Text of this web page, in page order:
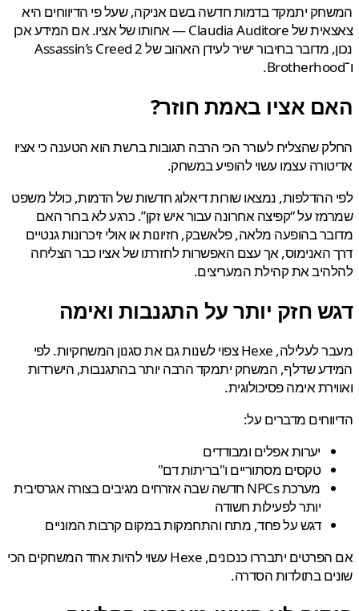
יתמקד בדמות חדשה בשם אניקה, שעל פי הדיווחים היא
צאצאית של Claudia Auditore — אחותו של אציו. אם המידע אכן
נכון, מדובר בחיבור ישיר לעידן האהוב של Assassin’s Creed 2
אציו באמת חוזר?
שהצליח לעורר הכי הרבה תגובות ברשת הוא הטענה כי אציו
עצמו עשוי להופיע במשחק.
ההדלפות, נמצאו שורות דיאלוג חדשות של הדמות, כולל משפט
על “קפיצה אחרונה עבור איש זקן”. כרגע לא ברור האם
בהופעה מלאה, פלאשבק, חזיונות או אולי זיכרונות גנטיים
האנימוס, אך עצם האפשרות לחזרתו של אציו כבר הצליחה
את קהילת המעריצים.
חזק יותר על התגנבות ואימה
מעבר לעלילה, Hexe צפוי לשנות גם את סגנון המשחקיות. לפי
שדלף, המשחק יתמקד הרבה יותר בהתגנבות, הישרדות
אימה פסיכולוגית.
מדברים על:
יערות אפלים ומבודדים
טקסים מסתוריים ו"בריתות דם"
מערכת NPCs חדשה שבה אזרחים מגיבים בצורה אגרסיבית
יותר לפעילות חשודה
דגש על פחד, מתח והתחמקות במקום קרבות המוניים
אם הפרטים יתבררו כנכונים, Hexe עשוי להיות אחד המשחקים הכי
בתולדות הסדרה.